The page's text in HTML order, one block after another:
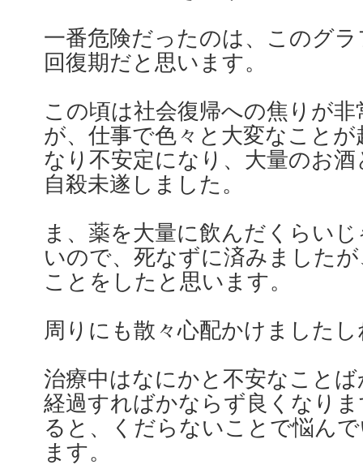
一番危険だったのは、このグ
回復期だと思います。
この頃は社会復帰への焦りが
が、仕事で色々と大変なこと
なり不安定になり、大量のお
自殺未遂しました。
ま、薬を大量に飲んだくらい
いので、死なずに済みました
ことをしたと思います。
周りにも散々心配かけましたし
治療中はなにかと不安なこと
経過すればかならず良くなり
ると、くだらないことで悩ん
ます。